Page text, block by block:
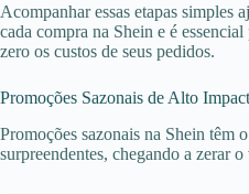
Acompanhar essas etapas simples
cada compra na Shein e é
zero os custos de seus pedidos.
Promoções Sazonais de Alto
Promoções sazonais na Shein têm
surpreendentes, chegando a zerar